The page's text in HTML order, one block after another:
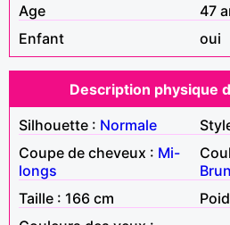
Age
47
Enfant
oui
Description physique
Silhouette : Normale
Coupe de cheveux : Mi-
longs
Taille : 166 cm